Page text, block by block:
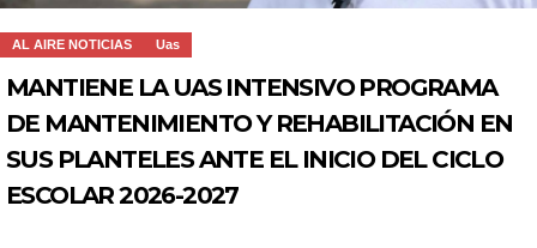
AL AIRE NOTICIAS Uas
MANTIENE LA UAS INTENSIVO PROGRAMA
DE MANTENIMIENTO Y REHABILITACIÓN EN
SUS PLANTELES ANTE EL INICIO DEL CICLO
ESCOLAR 2026-2027